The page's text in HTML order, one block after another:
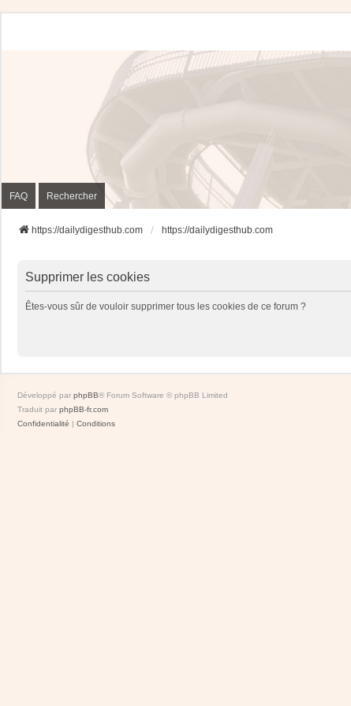
FAQ Rechercher
https://dailydigesthub.com https://dailydigesthub.com
Supprimer les cookies
Êtes-vous sûr de vouloir supprimer tous les cookies de ce forum ?
Développé par phpBB® Forum Software © phpBB Limited
Traduit par phpBB-fr.com
Confidentialité | Conditions